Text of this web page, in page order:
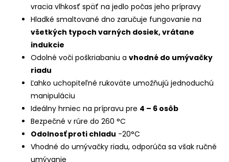
vracia vlhkosť späť na jedlo počas jeho prípravy
Hladké smaltované dno zaručuje fungovanie na
všetkých typoch varných dosiek, vrátane
indukcie
Odolné voči poškriabaniu a vhodné do umývačky
riadu
Ľahko uchopiteľné rukoväte umožňujú jednoduchú
manipuláciu
Ideálny hrniec na prípravu pre 4 – 6 osôb
Bezpečné v rúre do 260 °C
Odolnosť proti chladu -20°C
Vhodné do umývačky riadu, odporúča sa však ručné
umývanie